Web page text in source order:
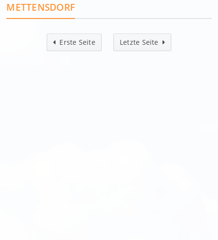
METTENSDORF
Erste Seite Letzte Seite